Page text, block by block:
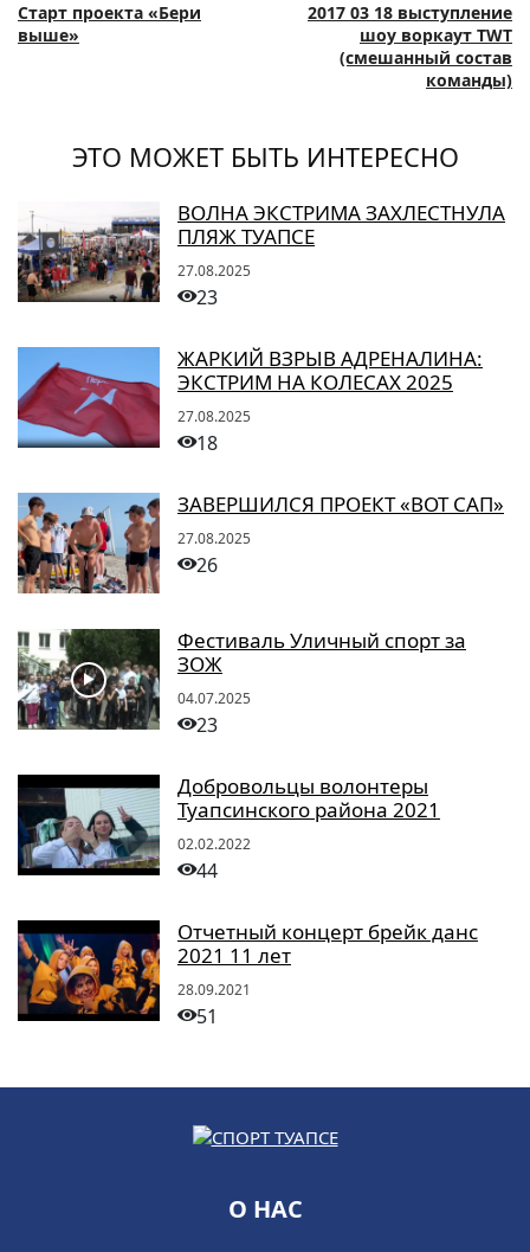
Старт проекта «Бери
выше»
2017 03 18 выступление
шоу воркаут TWT
(смешанный состав
команды)
ЭТО МОЖЕТ БЫТЬ ИНТЕРЕСНО
ВОЛНА ЭКСТРИМА ЗАХЛЕСТНУЛА
ПЛЯЖ ТУАПСЕ
27.08.2025
23
ЖАРКИЙ ВЗРЫВ АДРЕНАЛИНА:
ЭКСТРИМ НА КОЛЕСАХ 2025
27.08.2025
18
ЗАВЕРШИЛСЯ ПРОЕКТ «ВОТ САП»
27.08.2025
26
Фестиваль Уличный спорт за
ЗОЖ
04.07.2025
23
Добровольцы волонтеры
Туапсинского района 2021
02.02.2022
44
Отчетный концерт брейк данс
2021 11 лет
28.09.2021
51
О НАС